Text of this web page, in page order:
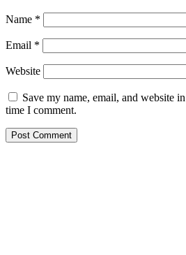
Name *
Email *
Website
Save my name, email, and website
time I comment.